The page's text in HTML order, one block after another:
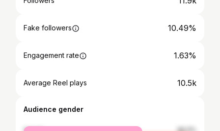
Fake followers 10.49%
Engagement rate 1.63%
Average Reel plays 10.5k
Audience gender